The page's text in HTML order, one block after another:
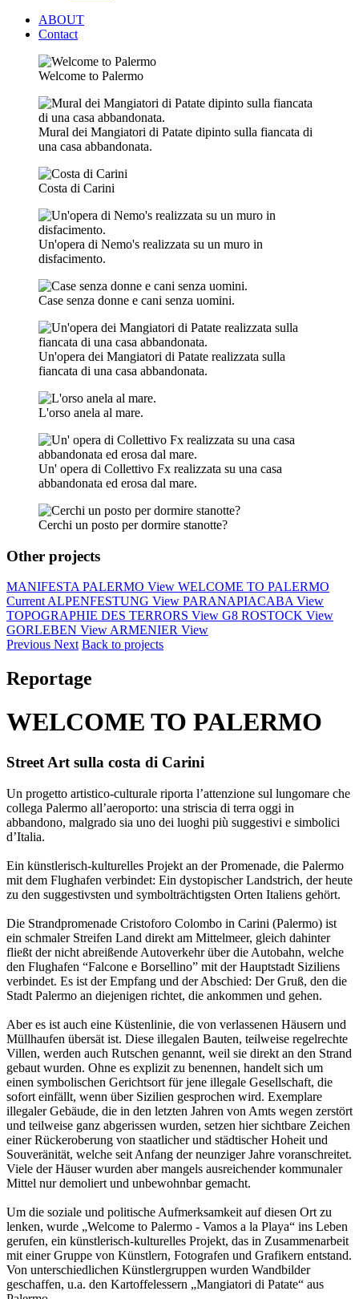
ABOUT
Contact
Welcome to Palermo
Mural dei Mangiatori di Patate dipinto sulla fiancata di
una casa abbandonata.
Costa di Carini
Un'opera di Nemo's realizzata su un muro in
disfacimento.
Case senza donne e cani senza uomini.
Un'opera dei Mangiatori di Patate realizzata sulla
fiancata di una casa abbandonata.
L'orso anela al mare.
Un' opera di Collettivo Fx realizzata su una casa
abbandonata ed erosa dal mare.
Cerchi un posto per dormire stanotte?
Other projects
MANIFESTA PALERMO View WELCOME TO PALERMO
Current ALPENFESTUNG View PARANAPIACABA View
TOPOGRAPHIE DES TERRORS View G8 ROSTOCK View
GORLEBEN View ARMENIER View
Previous Next Back to projects
Reportage
WELCOME TO PALERMO
Street Art sulla costa di Carini
Un progetto artistico-culturale riporta l’attenzione sul lungomare che
collega Palermo all’aeroporto: una striscia di terra oggi in
abbandono, malgrado sia uno dei luoghi più suggestivi e simbolici
d’Italia.
Ein künstlerisch-kulturelles Projekt an der Promenade, die Palermo
mit dem Flughafen verbindet: Ein dystopischer Landstrich, der heute
zu den suggestivsten und symbolträchtigsten Orten Italiens gehört.
Die Strandpromenade Cristoforo Colombo in Carini (Palermo) ist
ein schmaler Streifen Land direkt am Mittelmeer, gleich dahinter
fließt der nicht abreißende Autoverkehr über die Autobahn, welche
den Flughafen “Falcone e Borsellino” mit der Hauptstadt Siziliens
verbindet. Es ist der Empfang und der Abschied: Der Gruß, den die
Stadt Palermo an diejenigen richtet, die ankommen und gehen.
Aber es ist auch eine Küstenlinie, die von verlassenen Häusern und
Müllhaufen übersät ist. Diese illegalen Bauten, teilweise regelrechte
Villen, werden auch Rutschen genannt, weil sie direkt an den Strand
gebaut wurden. Ohne es explizit zu benennen, handelt sich um
einen symbolischen Gerichtsort für jene illegale Gesellschaft, die
sofort einfällt, wenn über Sizilien gesprochen wird. Exemplare
illegaler Gebäude, die in den letzten Jahren von Amts wegen zerstört
und teilweise ganz abgerissen wurden, setzen hier sichtbare Zeichen
einer Rückeroberung von staatlicher und städtischer Hoheit und
Souveränität, welche seit Anfang der neunziger Jahre voranschreitet.
Viele der Häuser wurden aber mangels ausreichender kommunaler
Mittel nur demoliert und unbewohnbar gemacht.
Um die soziale und politische Aufmerksamkeit auf diesen Ort zu
lenken, wurde „Welcome to Palermo - Vamos a la Playa“ ins Leben
gerufen, ein künstlerisch-kulturelles Projekt, das in Zusammenarbeit
mit einer Gruppe von Künstlern, Fotografen und Grafikern entstand.
Von unterschiedlichen Künstlergruppen wurden Wandbilder
geschaffen, u.a. den Kartoffelessern „Mangiatori di Patate“ aus